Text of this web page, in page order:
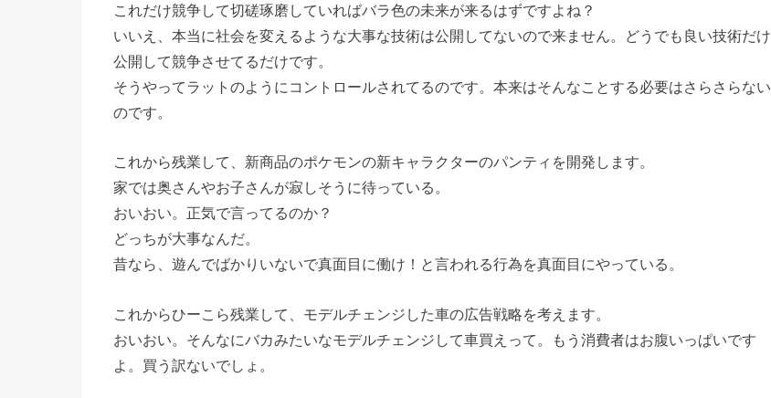
これだけ競争して切磋琢磨していればバラ色の未来が来るはずですよね？
いいえ、本当に社会を変えるような大事な技術は公開してないので来ません。どうでも良い技術だけ
公開して競争させてるだけです。
そうやってラットのようにコントロールされてるのです。本来はそんなことする必要はさらさらない
のです。
これから残業して、新商品のポケモンの新キャラクターのパンティを開発します。
家では奥さんやお子さんが寂しそうに待っている。
おいおい。正気で言ってるのか？
どっちが大事なんだ。
昔なら、遊んでばかりいないで真面目に働け！と言われる行為を真面目にやっている。
これからひーこら残業して、モデルチェンジした車の広告戦略を考えます。
おいおい。そんなにバカみたいなモデルチェンジして車買えって。もう消費者はお腹いっぱいです
よ。買う訳ないでしょ。